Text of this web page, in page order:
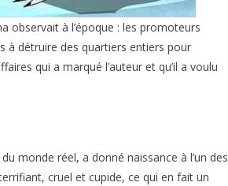
observait à l’époque : les promoteurs
à détruire des quartiers entiers pour
qui a marqué l’auteur et qu’il a voulu
monde réel, a donné naissance à l’un des
cruel et cupide, ce qui en fait un